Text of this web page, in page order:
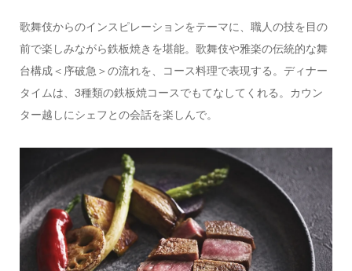
歌舞伎からのインスピレーションをテーマに、職人の技を目の
前で楽しみながら鉄板焼きを堪能。歌舞伎や雅楽の伝統的な舞
台構成＜序破急＞の流れを、コース料理で表現する。ディナー
タイムは、3種類の鉄板焼コースでもてなしてくれる。カウン
ター越しにシェフとの会話を楽しんで。